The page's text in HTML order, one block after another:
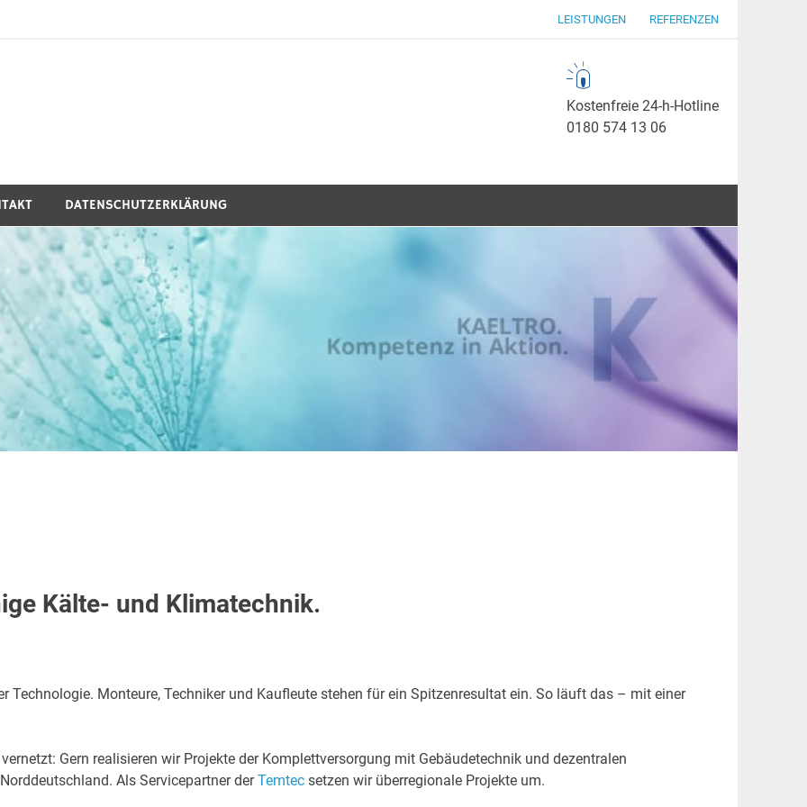
REFERENZEN
LEISTUNGEN
Kostenfreie 24-h-Hotline
0180 574 13 06
DATENSCHUTZERKLÄRUNG
Kälte- und Klimatechnik.
Technologie. Monteure, Techniker und Kaufleute stehen für ein Spitzenresultat ein. So läuft das – mit einer
Gern realisieren wir Projekte der Komplettversorgung mit Gebäudetechnik und dezentralen
Als Servicepartner derTemtecsetzen wir überregionale Projekte um.